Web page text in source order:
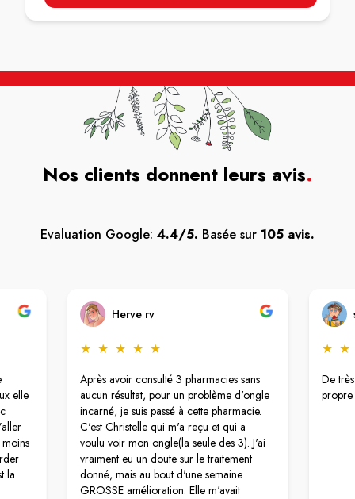
Nos clients donnent leurs avis.
Evaluation Google: 4.4/5. Basée sur 105 avis.
elle
la
Herve rv
★ ★ ★ ★ ★
Après avoir consulté 3 pharmacies sans
aucun résultat, pour un problème d'ongle
incarné, je suis passé à cette pharmacie.
C'est Christelle qui m'a reçu et qui a
voulu voir mon ongle(la seule des 3). J'ai
vraiment eu un doute sur le traitement
donné, mais au bout d'une semaine
GROSSE amélioration. Elle m'avait
★ ★
De